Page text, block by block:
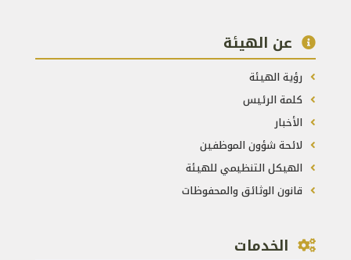
عن الهيئة
رؤية الهيئة
كلمة الرئيس
الأخبار
لائحة شؤون الموظفين
الهيكل التنظيمي للهيئة
قانون الوثائق والمحفوظات
الخدمات